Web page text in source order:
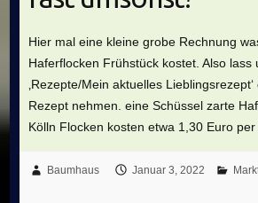
Hier mal eine kleine grobe Rechnung
Haferflocken Frühstück kostet. Also lass
‚Rezepte/Mein aktuelles
Rezept nehmen. eine Schüssel zarte
Kölln Flocken kosten etwa 1,30 Euro
Baumhaus Januar 3, 2022